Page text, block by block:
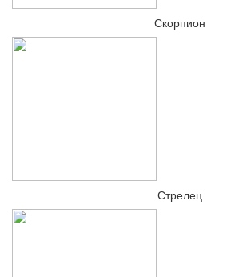
Скорпион
Стрелец